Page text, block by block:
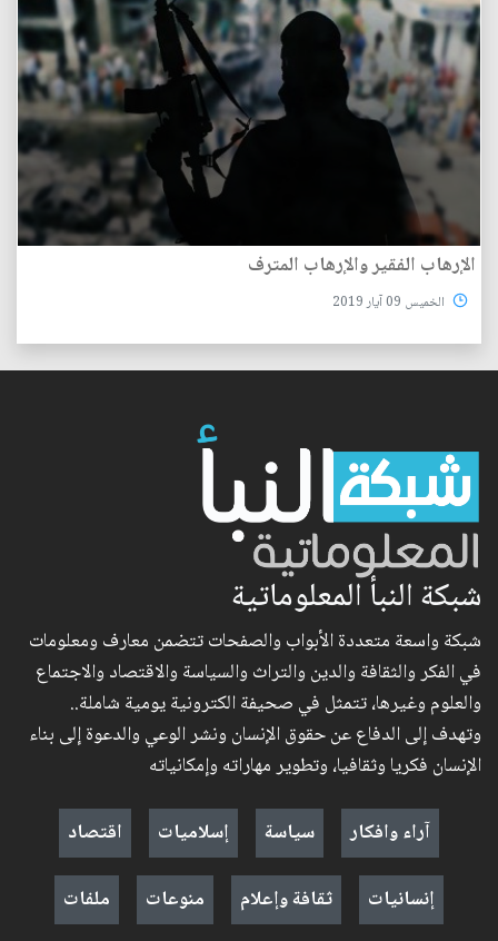
الإرهاب الفقير والإرهاب المترف
الخميس 09 آيار 2019
شبكة النبأ المعلوماتية
شبكة واسعة متعددة الأبواب والصفحات تتضمن معارف ومعلومات
في الفكر والثقافة والدين والتراث والسياسة والاقتصاد والاجتماع
والعلوم وغيرها، تتمثل في صحيفة الكترونية يومية شاملة..
وتهدف إلى الدفاع عن حقوق الإنسان ونشر الوعي والدعوة إلى بناء
الإنسان فكريا وثقافيا، وتطوير مهاراته وإمكانياته
آراء وافكار
سياسة إسلاميات
اقتصاد
إنسانيات
ثقافة وإعلام منوعات ملفات